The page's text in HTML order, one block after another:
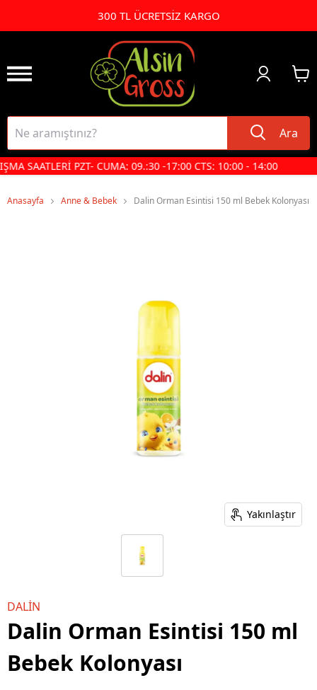
300 TL ÜCRETSİZ KARGO
Ara
SAATLERİ PZT- CUMA: 09.:30 -17:00 CTS: 10:00 - 14:00
Anasayfa Anne & Bebek Dalin Orman Esintisi 150 ml Bebek Kolonyası
Yakınlaştır
DALİN
Dalin Orman Esintisi 150 ml
Bebek Kolonyası